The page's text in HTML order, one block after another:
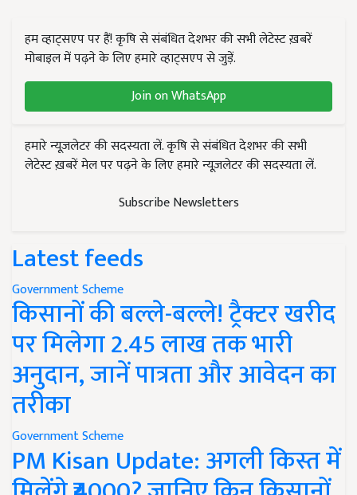
हम व्हाट्सएप पर हैं! कृषि से संबंधित देशभर की सभी लेटेस्ट ख़बरें
मोबाइल में पढ़ने के लिए हमारे व्हाट्सएप से जुड़ें.
Join on WhatsApp
हमारे न्यूज़लेटर की सदस्यता लें. कृषि से संबंधित देशभर की सभी
लेटेस्ट ख़बरें मेल पर पढ़ने के लिए हमारे न्यूज़लेटर की सदस्यता लें.
Subscribe Newsletters
Latest feeds
Government Scheme
किसानों की बल्ले-बल्ले! ट्रैक्टर खरीद
पर मिलेगा 2.45 लाख तक भारी
अनुदान, जानें पात्रता और आवेदन का
तरीका
Government Scheme
PM Kisan Update: अगली किस्त में